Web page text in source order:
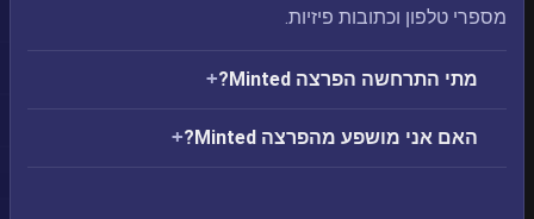
מספרי טלפון וכתובות פיזיות.
מתי התרחשה הפרצה Minted?
האם אני מושפע מהפרצה Minted?